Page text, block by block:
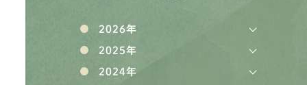
2026年
2025年
2024年